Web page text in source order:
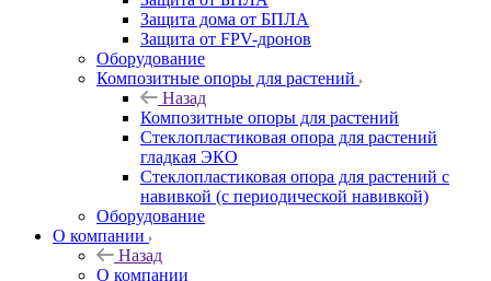
Защита дома от БПЛА
Защита от FPV-дронов
Оборудование
Композитные опоры для растений
Назад
Композитные опоры для растений
Стеклопластиковая опора для растений
гладкая ЭКО
Стеклопластиковая опора для растений с
навивкой (с периодической навивкой)
Оборудование
О компании
Назад
О компании